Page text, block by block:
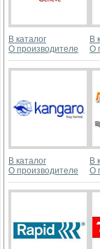
В каталог
О производителе
В
О
В каталог
О производителе
В
О